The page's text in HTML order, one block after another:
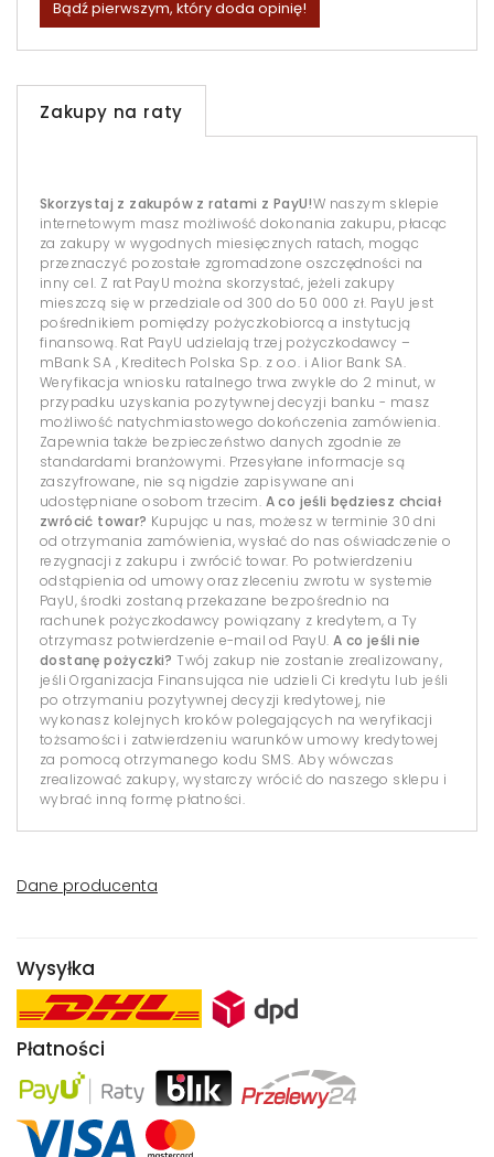
Bądź pierwszym, który doda opinię!
Zakupy na raty
Skorzystaj z zakupów z ratami z PayU!W naszym sklepie
internetowym masz możliwość dokonania zakupu, płacąc
za zakupy w wygodnych miesięcznych ratach, mogąc
przeznaczyć pozostałe zgromadzone oszczędności na
inny cel. Z rat PayU można skorzystać, jeżeli zakupy
mieszczą się w przedziale od 300 do 50 000 zł. PayU jest
pośrednikiem pomiędzy pożyczkobiorcą a instytucją
finansową. Rat PayU udzielają trzej pożyczkodawcy –
mBank SA , Kreditech Polska Sp. z o.o. i Alior Bank SA.
Weryfikacja wniosku ratalnego trwa zwykle do 2 minut, w
przypadku uzyskania pozytywnej decyzji banku - masz
możliwość natychmiastowego dokończenia zamówienia.
Zapewnia także bezpieczeństwo danych zgodnie ze
standardami branżowymi. Przesyłane informacje są
zaszyfrowane, nie są nigdzie zapisywane ani
udostępniane osobom trzecim. A co jeśli będziesz chciał
zwrócić towar? Kupując u nas, możesz w terminie 30 dni
od otrzymania zamówienia, wysłać do nas oświadczenie o
rezygnacji z zakupu i zwrócić towar. Po potwierdzeniu
odstąpienia od umowy oraz zleceniu zwrotu w systemie
PayU, środki zostaną przekazane bezpośrednio na
rachunek pożyczkodawcy powiązany z kredytem, a Ty
otrzymasz potwierdzenie e-mail od PayU. A co jeśli nie
dostanę pożyczki? Twój zakup nie zostanie zrealizowany,
jeśli Organizacja Finansująca nie udzieli Ci kredytu lub jeśli
po otrzymaniu pozytywnej decyzji kredytowej, nie
wykonasz kolejnych kroków polegających na weryfikacji
tożsamości i zatwierdzeniu warunków umowy kredytowej
za pomocą otrzymanego kodu SMS. Aby wówczas
zrealizować zakupy, wystarczy wrócić do naszego sklepu i
wybrać inną formę płatności.
Dane producenta
Wysyłka
Płatności